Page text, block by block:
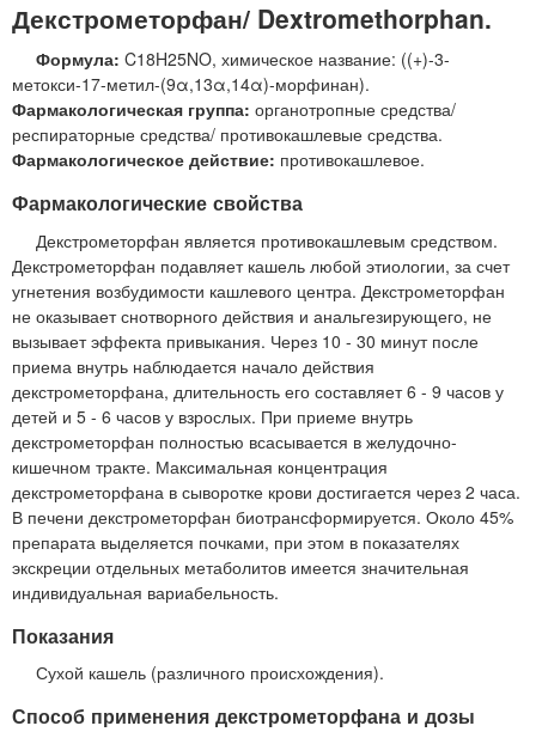
Декстрометорфан/ Dextromethorphan.
Формула: C18H25NO, химическое название: ((+)-3-
метокси-17-метил-(9α,13α,14α)-морфинан).
Фармакологическая группа: органотропные средства/
респираторные средства/ противокашлевые средства.
Фармакологическое действие: противокашлевое.
Фармакологические свойства
Декстрометорфан является противокашлевым средством.
Декстрометорфан подавляет кашель любой этиологии, за счет
угнетения возбудимости кашлевого центра. Декстрометорфан
не оказывает снотворного действия и анальгезирующего, не
вызывает эффекта привыкания. Через 10 - 30 минут после
приема внутрь наблюдается начало действия
декстрометорфана, длительность его составляет 6 - 9 часов у
детей и 5 - 6 часов у взрослых. При приеме внутрь
декстрометорфан полностью всасывается в желудочно-
кишечном тракте. Максимальная концентрация
декстрометорфана в сыворотке крови достигается через 2 часа.
В печени декстрометорфан биотрансформируется. Около 45%
препарата выделяется почками, при этом в показателях
экскреции отдельных метаболитов имеется значительная
индивидуальная вариабельность.
Показания
Сухой кашель (различного происхождения).
Способ применения декстрометорфана и дозы